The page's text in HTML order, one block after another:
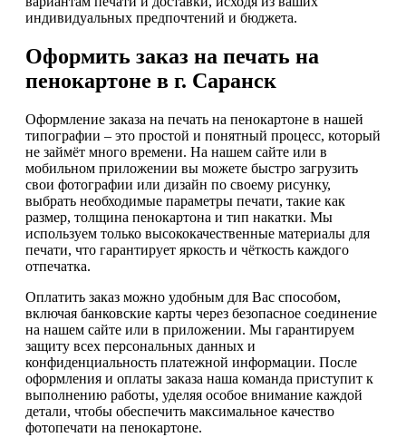
индивидуальных предпочтений и бюджета.
Оформить заказ на печать на
пенокартоне в г. Саранск
Оформление заказа на печать на пенокартоне в нашей
типографии – это простой и понятный процесс, который
не займёт много времени. На нашем сайте или в
мобильном приложении вы можете быстро загрузить
свои фотографии или дизайн по своему рисунку,
выбрать необходимые параметры печати, такие как
размер, толщина пенокартона и тип накатки. Мы
используем только высококачественные материалы для
печати, что гарантирует яркость и чёткость каждого
отпечатка.
Оплатить заказ можно удобным для Вас способом,
включая банковские карты через безопасное соединение
на нашем сайте или в приложении. Мы гарантируем
защиту всех персональных данных и
конфиденциальность платежной информации. После
оформления и оплаты заказа наша команда приступит к
выполнению работы, уделяя особое внимание каждой
детали, чтобы обеспечить максимальное качество
фотопечати на пенокартоне.